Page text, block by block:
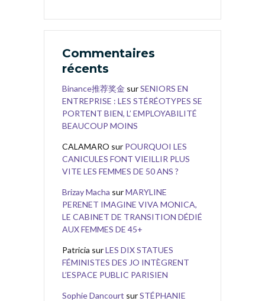
Commentaires
récents
Binance推荐奖金 surSENIORS EN
ENTREPRISE : LES STÉRÉOTYPES SE
PORTENT BIEN, L’ EMPLOYABILITÉ
BEAUCOUP MOINS
CALAMARO sur POURQUOI LES
CANICULES FONT VIEILLIR PLUS
VITE LES FEMMES DE 50 ANS ?
Brizay Macha surMARYLINE
PERENET IMAGINE VIVA MONICA,
LE CABINET DE TRANSITION DÉDIÉ
AUX FEMMES DE 45+
Patricia surLES DIX STATUES
FÉMINISTES DES JO INTÈGRENT
L’ESPACE PUBLIC PARISIEN
Sophie Dancourt surSTÉPHANIE